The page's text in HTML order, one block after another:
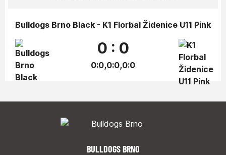
Bulldogs Brno Black - K1 Florbal Židenice U11 Pink
0 : 0
0:0,0:0,0:0
BULLDOGS BRNO